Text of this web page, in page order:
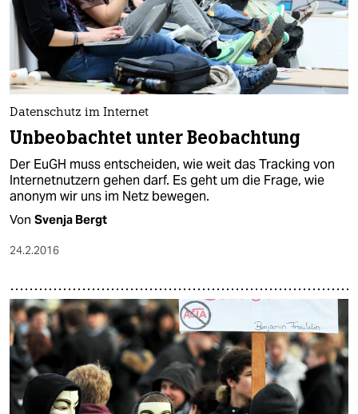
Datenschutz im Internet
Unbeobachtet unter Beobachtung
Der EuGH muss entscheiden, wie weit das Tracking von
Internetnutzern gehen darf. Es geht um die Frage, wie
anonym wir uns im Netz bewegen.
Von Svenja Bergt
24.2.2016